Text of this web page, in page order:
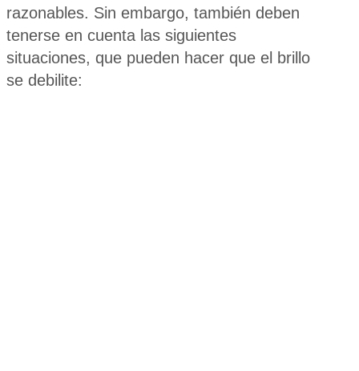
razonables. Sin embargo, también deben
tenerse en cuenta las siguientes
situaciones, que pueden hacer que el brillo
se debilite: